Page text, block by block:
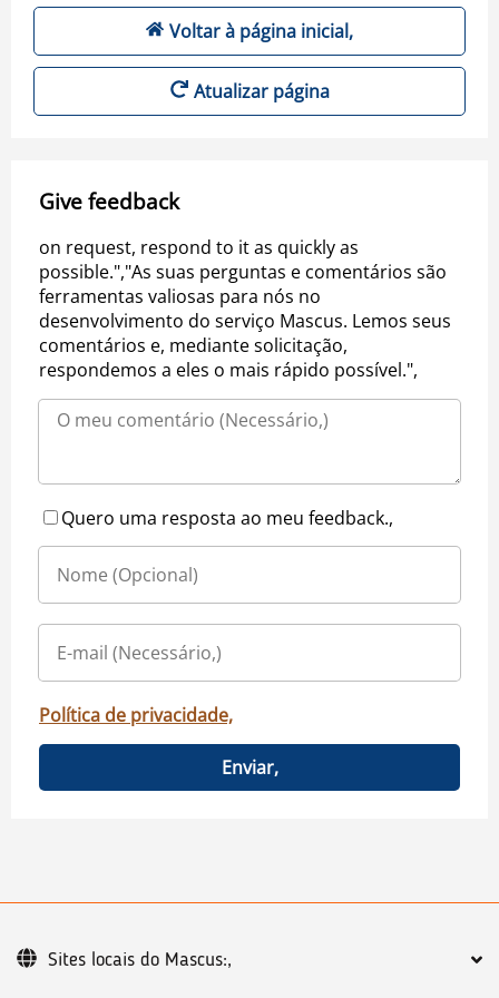
Voltar à página inicial,
Atualizar página
Give feedback
on request, respond to it as quickly as
possible.","As suas perguntas e comentários são
ferramentas valiosas para nós no
desenvolvimento do serviço Mascus. Lemos seus
comentários e, mediante solicitação,
respondemos a eles o mais rápido possível.",
Quero uma resposta ao meu feedback.,
Política de privacidade,
Enviar,
Sites locais do Mascus:,